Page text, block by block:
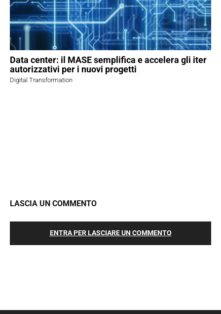
Data center: il MASE semplifica e accelera gli iter
autorizzativi per i nuovi progetti
Digital Transformation
LASCIA UN COMMENTO
ENTRA PER LASCIARE UN COMMENTO